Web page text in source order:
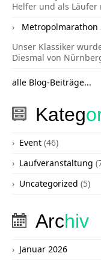
Helfer und als Läufer
Metropolmarathon
Unser Klassiker
Diesmal von
alle Blog-Beiträge...
Kateg
Event (46)
Laufveranstaltung
Uncategorized (5)
Archiv
Januar 2026